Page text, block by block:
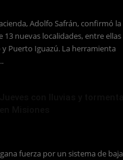
Adolfo Safrán, confirmó la
13 nuevas localidades, entre ellas
y Puerto Iguazú. La herramienta
fuerza por un sistema de baja